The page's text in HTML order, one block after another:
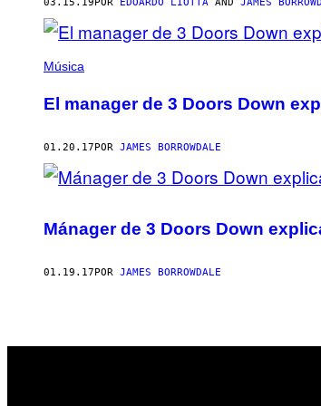
AUTHOR
03.15.19 POR EDOARDO LIOTTA AND JAMES
Música
El manager de 3 Doors Down
01.20.17 POR JAMES BORROWDALE
Mánager de 3 Doors Down
01.19.17 POR JAMES BORROWDALE